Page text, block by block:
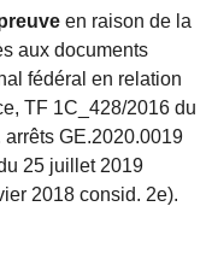
en raison de la
aux documents
fédéral en relation
TF 1C_428/2016 du
arrêts GE.2020.0019
25 juillet 2019
2018 consid. 2e).